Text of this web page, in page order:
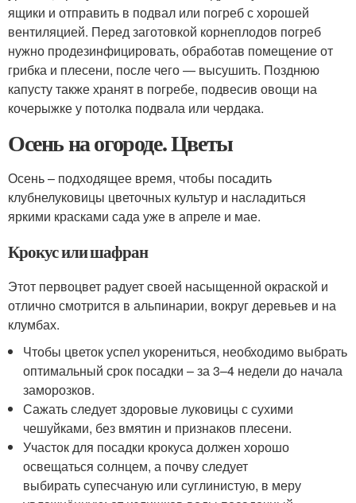
ящики и отправить в подвал или погреб с хорошей
вентиляцией. Перед заготовкой корнеплодов погреб
нужно продезинфицировать, обработав помещение от
грибка и плесени, после чего — высушить. Позднюю
капусту также хранят в погребе, подвесив овощи на
кочерыжке у потолка подвала или чердака.
Осень на огороде. Цветы
Осень – подходящее время, чтобы посадить
клубнелуковицы цветочных культур и насладиться
яркими красками сада уже в апреле и мае.
Крокус или шафран
Этот первоцвет радует своей насыщенной окраской и
отлично смотрится в альпинарии, вокруг деревьев и на
клумбах.
Чтобы цветок успел укорениться, необходимо выбрать
оптимальный срок посадки – за 3–4 недели до начала
заморозков.
Сажать следует здоровые луковицы с сухими
чешуйками, без вмятин и признаков плесени.
Участок для посадки крокуса должен хорошо
освещаться солнцем, а почву следует
выбирать супесчаную или суглинистую, в меру